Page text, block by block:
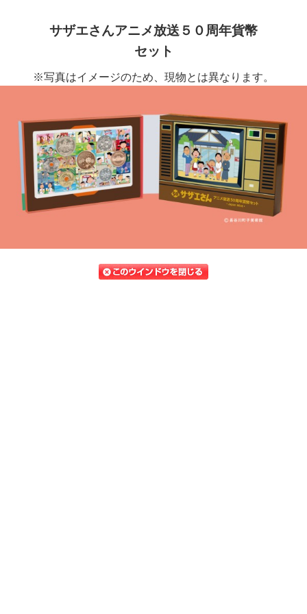
サザエさんアニメ放送５０周年貨幣
セット
※写真はイメージのため、現物とは異なります。